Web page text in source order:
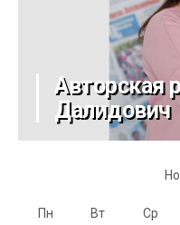
Авторская
Далидович
Пн Вт Ср